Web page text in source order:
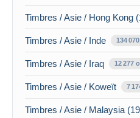
Timbres / Asie / Hong Kong
Timbres / Asie / Inde 134
Timbres / Asie / Iraq 12 277
Timbres / Asie / Koweït 7
Timbres / Asie / Malaysia